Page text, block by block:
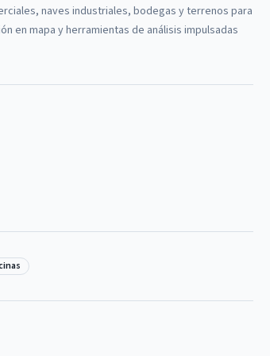
naves industriales, bodegas y terrenos para
en mapa y herramientas de análisis impulsadas